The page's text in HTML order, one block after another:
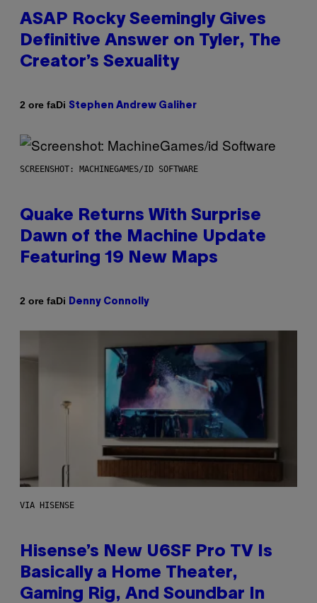
ASAP Rocky Seemingly Gives
Definitive Answer on Tyler, The
Creator’s Sexuality
2 ore faDi Stephen Andrew Galiher
SCREENSHOT: MACHINEGAMES/ID SOFTWARE
Quake Returns With Surprise
Dawn of the Machine Update
Featuring 19 New Maps
2 ore faDi Denny Connolly
VIA HISENSE
Hisense’s New U6SF Pro TV Is
Basically a Home Theater,
Gaming Rig, And Soundbar In